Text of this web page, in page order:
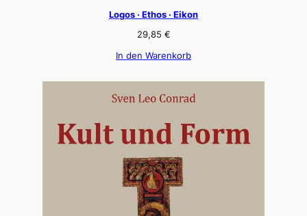
Logos · Ethos · Eikon
29,85 €
In den Warenkorb